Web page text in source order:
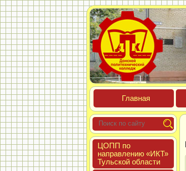
Глав­ная
ЦОПП по
нап­равле­нию «ИКТ»
Туль­ской об­ласти